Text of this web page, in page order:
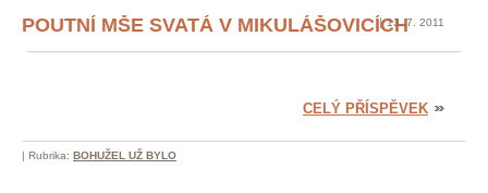
POUTNÍ MŠE SVATÁ V MIKULÁŠOVICÍCH13. 7. 2011
CELÝ PŘÍSPĚVEK
| Rubrika: BOHUŽEL UŽ BYLO